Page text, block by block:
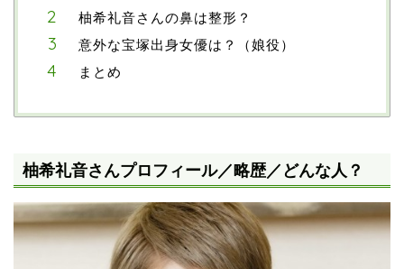
柚希礼音さんの鼻は整形？
意外な宝塚出身女優は？（娘役）
まとめ
柚希礼音さんプロフィール／略歴／どんな人？